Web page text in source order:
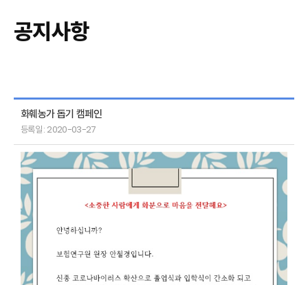
언론기고
연구원동정
공지사항
화훼농가 돕기 캠페인
등록일 : 2020-03-27